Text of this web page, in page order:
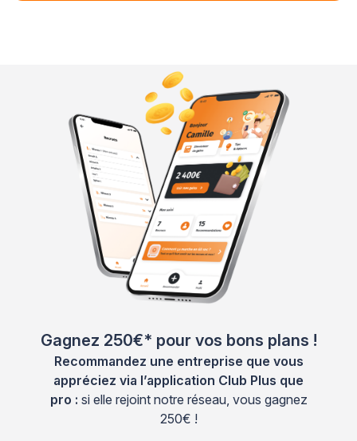
Gagnez 250€* pour vos bons plans !
Recommandez une entreprise que vous
appréciez via l’application Club Plus que
pro : si elle rejoint notre réseau, vous gagnez
250€ !